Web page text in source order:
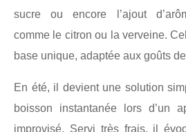
sucre ou encore l’ajout
comme le citron ou la verveine.
base unique, adaptée aux goûts
En été, il devient une solution
boisson instantanée lors d’un
improvisé. Servi très frais, il